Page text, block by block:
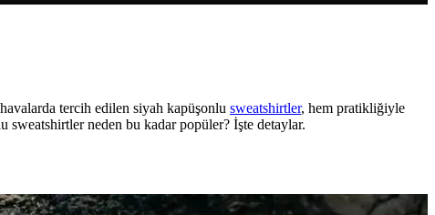
tercih edilen siyah kapüşonlu sweatshirtler, hem pratikliğiyle
sweatshirtler neden bu kadar popüler? İşte detaylar.